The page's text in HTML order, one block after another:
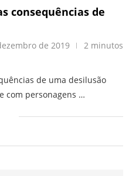
consequências de
de 2019
2 minutos
de uma desilusão
com personagens …